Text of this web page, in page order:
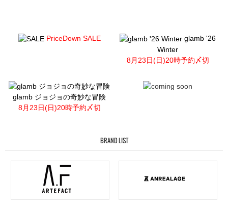
PriceDown SALE
glamb '26
Winter
8月23日(日)20時予約〆切
glamb ジョジョの奇妙な冒険
8月23日(日)20時予約〆切
BRAND LIST